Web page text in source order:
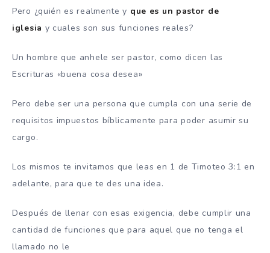
Pero ¿quién es realmente y que es un pastor de
iglesia y cuales son sus funciones reales?
Un hombre que anhele ser pastor, como dicen las
Escrituras «buena cosa desea»
Pero debe ser una persona que cumpla con una serie de
requisitos impuestos bíblicamente para poder asumir su
cargo.
Los mismos te invitamos que leas en 1 de Timoteo 3:1 en
adelante, para que te des una idea.
Después de llenar con esas exigencia, debe cumplir una
cantidad de funciones que para aquel que no tenga el
llamado no le